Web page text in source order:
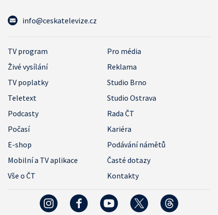
info@ceskatelevize.cz
TV program
Pro média
Živé vysílání
Reklama
TV poplatky
Studio Brno
Teletext
Studio Ostrava
Podcasty
Rada ČT
Počasí
Kariéra
E-shop
Podávání námětů
Mobilní a TV aplikace
Časté dotazy
Vše o ČT
Kontakty